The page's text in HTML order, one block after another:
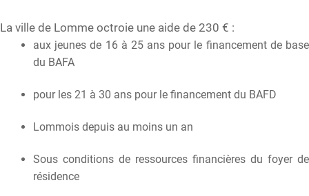
La ville de Lomme octroie une aide de 230 € :
aux jeunes de 16 à 25 ans pour le financement de base
du BAFA
pour les 21 à 30 ans pour le financement du BAFD
Lommois depuis au moins un an
Sous conditions de ressources financières du foyer de
résidence